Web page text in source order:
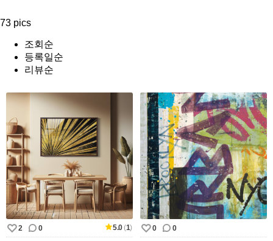
73 pics
조회순
등록일순
리뷰순
2 0 5.0(1) 0 0